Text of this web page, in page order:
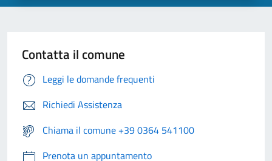
Contatta il comune
Leggi le domande frequenti
Richiedi Assistenza
Chiama il comune +39 0364 541100
Prenota un appuntamento